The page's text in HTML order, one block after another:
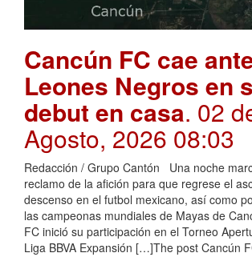
Cancún FC cae
Leones Negros en
debut en casa. 02
Agosto, 2026 08:03
Redacción / Grupo Cantón Una noche
reclamo de la afición para que regrese el
descenso en el futbol mexicano, así como
las campeonas mundiales de Mayas de
FC inició su participación en el Torneo
Liga BBVA Expansión […]The post Cancún